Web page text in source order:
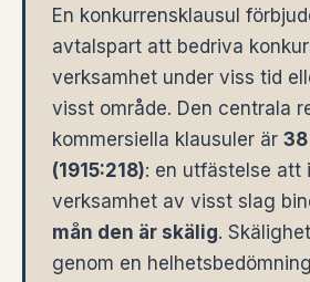
En konkurrensklausul
avtalspart att bedriva
verksamhet under viss tid
visst område. Den centrala
kommersiella klausuler är
(1915:218): en utfästelse att
verksamhet av visst slag
mån den är skälig.
genom en